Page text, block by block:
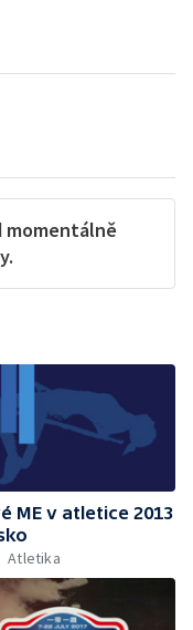
momentálně
ME v atletice 2013
Atletika